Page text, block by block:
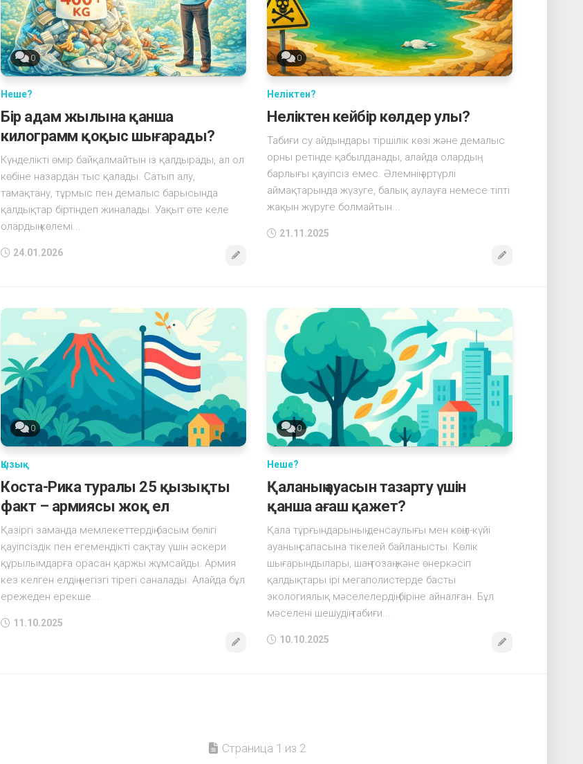
0
Неше?
Бір адам жылына қанша
килограмм қоқыс шығарады?
Күнделікті өмір байқалмайтын із қалдырады, ал ол
көбіне назардан тыс қалады. Сатып алу,
тамақтану, тұрмыс пен демалыс барысында
қалдықтар біртіндеп жиналады. Уақыт өте келе
олардың көлемі...
24.01.2026
0
Неліктен?
Неліктен кейбір көлдер улы?
Табиғи су айдындары тіршілік көзі және демалыс
орны ретінде қабылданады, алайда олардың
барлығы қауіпсіз емес. Әлемнің әртүрлі
аймақтарында жүзуге, балық аулауға немесе тіпті
жақын жүруге болмайтын...
21.11.2025
0
Қызық
Коста-Рика туралы 25 қызықты
факт – армиясы жоқ ел
Қазіргі заманда мемлекеттердің басым бөлігі
қауіпсіздік пен егемендікті сақтау үшін әскери
құрылымдарға орасан қаржы жұмсайды. Армия
кез келген елдің негізгі тірегі саналады. Алайда бұл
ережеден ерекше...
11.10.2025
0
Неше?
Қаланың ауасын тазарту үшін
қанша ағаш қажет?
Қала тұрғындарының денсаулығы мен көңіл-күйі
ауаның сапасына тікелей байланысты. Көлік
шығарындылары, шаң-тозаң және өнеркәсіп
қалдықтары ірі мегаполистерде басты
экологиялық мәселелердің біріне айналған. Бұл
мәселені шешудің табиғи...
10.10.2025
Страница 1 из 2